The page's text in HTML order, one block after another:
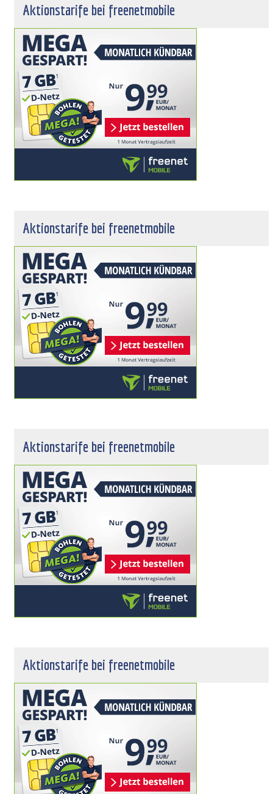
Aktionstarife bei freenetmobile
Aktionstarife bei freenetmobile
Aktionstarife bei freenetmobile
Aktionstarife bei freenetmobile